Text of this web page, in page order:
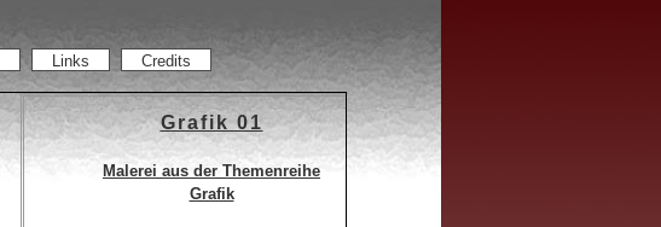
Links Credits
Grafik 01
Malerei aus der Themenreihe
Grafik